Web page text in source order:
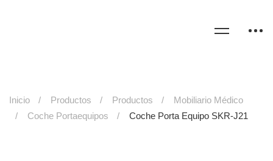
Inicio Productos Productos
Mobiliario Médico
Coche Portaequipos
Coche Porta Equipo SKR-J21